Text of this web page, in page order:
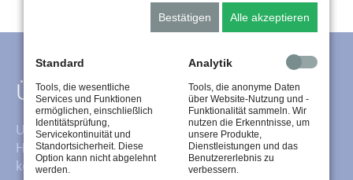
Über uns
Unser Service beinhaltet neben dem klassischen
Heizöl-, Kraftstoff- und Schmierstoffhandel auch das
komplette Fluid-Management für Schmierstoffe.
Bestätigen Alle akzeptieren
Standard
Tools, die wesentliche
Services und Funktionen
ermöglichen, einschließlich
Identitätsprüfung,
Servicekontinuität und
Standortsicherheit. Diese
Option kann nicht abgelehnt
werden.
Analytik
Tools, die anonyme Daten
über Website-Nutzung und -
Funktionalität sammeln. Wir
nutzen die Erkenntnisse, um
unsere Produkte,
Dienstleistungen und das
Benutzererlebnis zu
verbessern.